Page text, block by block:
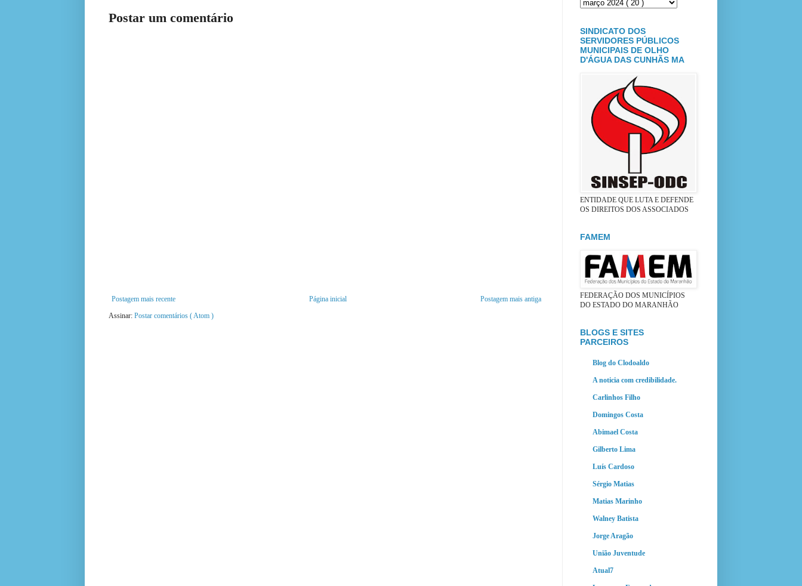
Postar um comentário
Postagem mais recente Postagem mais antiga
Página inicial
Assinar: Postar comentários ( Atom )
SINDICATO DOS
SERVIDORES PÚBLICOS
MUNICIPAIS DE OLHO
D'ÁGUA DAS CUNHÃS MA
ENTIDADE QUE LUTA E DEFENDE
OS DIREITOS DOS ASSOCIADOS
FAMEM
FEDERAÇÃO DOS MUNICÍPIOS
DO ESTADO DO MARANHÃO
BLOGS E SITES
PARCEIROS
Blog do Clodoaldo
A noticia com credibilidade.
Carlinhos Filho
Domingos Costa
Abimael Costa
Gilberto Lima
Luís Cardoso
Sérgio Matias
Matias Marinho
Walney Batista
Jorge Aragão
União Juventude
Atual7